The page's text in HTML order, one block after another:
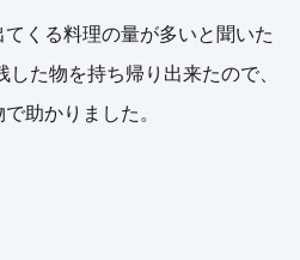
くる料理の量が多いと聞いた
た物を持ち帰り出来たので、
助かりました。